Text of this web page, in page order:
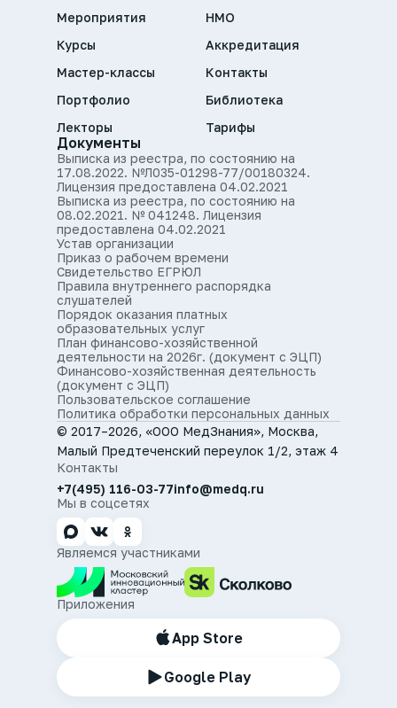
Мероприятия
Курсы
Мастер-классы
Портфолио
Лекторы
НМО
Аккредитация
Контакты
Библиотека
Тарифы
Документы
Выписка из реестра, по состоянию на
17.08.2022. №Л035-01298-77/00180324.
Лицензия предоставлена 04.02.2021
Выписка из реестра, по состоянию на
08.02.2021. № 041248. Лицензия
предоставлена 04.02.2021
Устав организации
Приказ о рабочем времени
Свидетельство ЕГРЮЛ
Правила внутреннего распорядка
слушателей
Порядок оказания платных
образовательных услуг
План финансово-хозяйственной
деятельности на 2026г. (документ с ЭЦП)
Финансово-хозяйственная деятельность
(документ с ЭЦП)
Пользовательское соглашение
Политика обработки персональных данных
© 2017–2026, «ООО МедЗнания», Москва,
Малый Предтеченский переулок 1/2, этаж 4
Контакты
+7(495) 116-03-77info@medq.ru
Мы в соцсетях
Являемся участниками
Приложения
App Store
Google Play